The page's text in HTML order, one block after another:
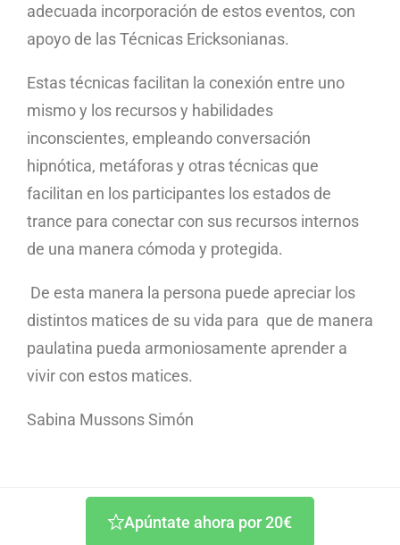
adecuada incorporación de estos eventos, con
apoyo de las Técnicas Ericksonianas.
Estas técnicas facilitan la conexión entre uno
mismo y los recursos y habilidades
inconscientes, empleando conversación
hipnótica, metáforas y otras técnicas que
facilitan en los participantes los estados de
trance para conectar con sus recursos internos
de una manera cómoda y protegida.
De esta manera la persona puede apreciar los
distintos matices de su vida para que de manera
paulatina pueda armoniosamente aprender a
vivir con estos matices.
Sabina Mussons Simón
Apúntate ahora por 20€